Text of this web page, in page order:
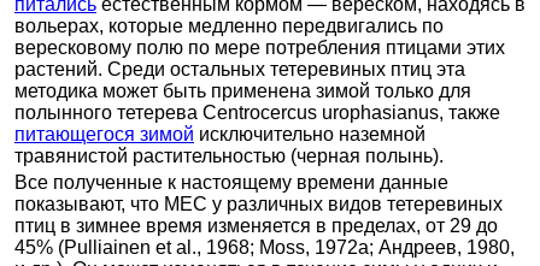
питались естественным кормом — вереском, находясь в
вольерах, которые медленно передвигались по
вересковому полю по мере потребления птицами этих
растений. Среди остальных тетеревиных птиц эта
методика может быть применена зимой только для
полынного тетерева Centrocercus urophasianus, также
питающегося зимой исключительно наземной
травянистой растительностью (черная полынь).
Все полученные к настоящему времени данные
показывают, что МЕС у различных видов тетеревиных
птиц в зимнее время изменяется в пределах, от 29 до
45% (Pulliainen et al., 1968; Moss, 1972a; Андреев, 1980,